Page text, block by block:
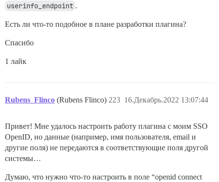
userinfo_endpoint .
Есть ли что-то подобное в плане разработки плагина?
Спасибо
1 лайк
Rubens_Flinco (Rubens Flinco) 16.Декабрь.2022 13:07:44
223
Привет! Мне удалось настроить работу плагина с моим SSO
OpenID, но данные (например, имя пользователя, email и
другие поля) не передаются в соответствующие поля другой
системы…
Думаю, что нужно что-то настроить в поле “openid connect